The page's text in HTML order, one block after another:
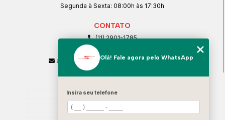
Segunda à Sexta: 08:00h às 17:30h
CONTATO
(11) 2901-1785
(11) 99239-1832
atendimento@santeccopiadoras.com.br
Home
Empresa
Olá! Fale agora pelo WhatsApp
Insira seu telefone